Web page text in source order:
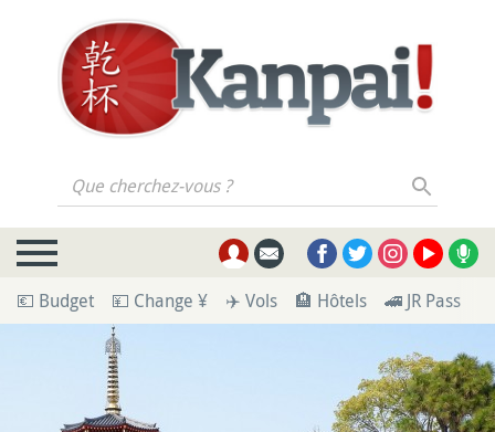
Que cherchez-vous ?
💶 Budget 💴 Change ¥ ✈️ Vols 🏨 Hôtels 🚄 JR Pass